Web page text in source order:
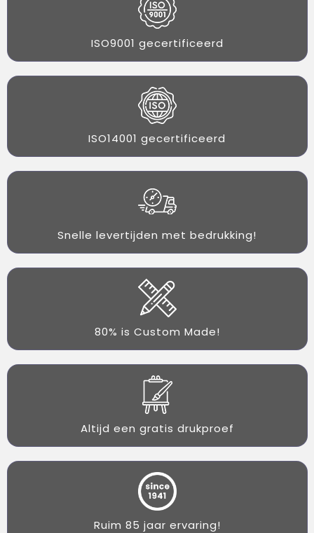
ISO9001 gecertificeerd
ISO14001 gecertificeerd
Snelle levertijden met bedrukking!
80% is Custom Made!
Altijd een gratis drukproef
Ruim 85 jaar ervaring!